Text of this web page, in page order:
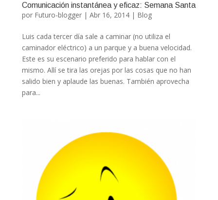
Comunicación instantánea y eficaz: Semana Santa
por Futuro-blogger| Abr 16, 2014| Blog
Luis cada tercer día sale a caminar (no utiliza el
caminador eléctrico) a un parque y a buena velocidad.
Este es su escenario preferido para hablar con el
mismo. Allí se tira las orejas por las cosas que no han
salido bien y aplaude las buenas. También aprovecha
para...